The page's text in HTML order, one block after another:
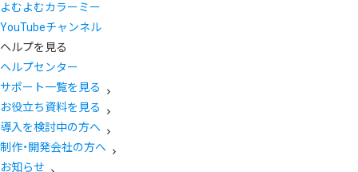
よむよむカラーミー
YouTubeチャンネル
ヘルプを見る
ヘルプセンター
サポート一覧を見る
お役立ち資料を見る
導入を検討中の方へ
制作・開発会社の方へ
お知らせ